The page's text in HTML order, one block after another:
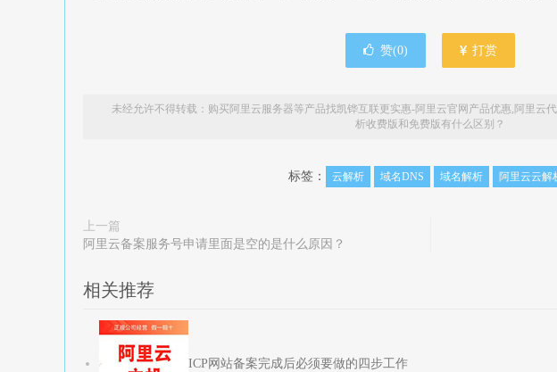
赞(0) 打赏
未经允许不得转载： 购买阿里云服务器等产品找凯铧互联更实惠-阿里云官网产品优惠,阿里云
析收费版和免费版有什么区别？
标签： 云解析 域名DNS 域名解析 阿里云云解
上一篇
阿里云备案服务号申请里面是空的是什么原因？
相关推荐
ICP网站备案完成后必须要做的四步工作